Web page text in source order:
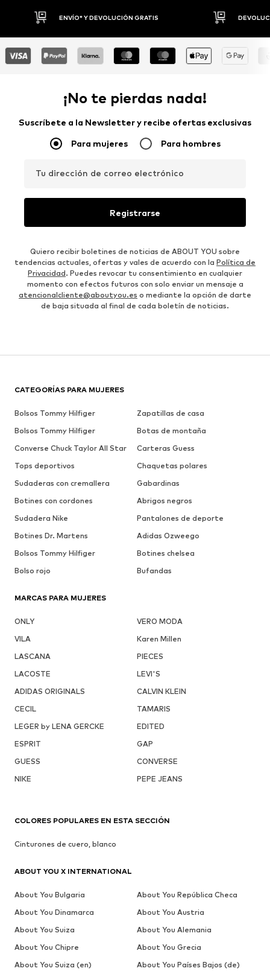
DEVOLUCIONES HASTA 30 DÍAS
¡No te pierdas nada!
Suscríbete a la Newsletter y recibe ofertas exclusivas
Para mujeres Para hombres
Tu dirección de correo electrónico
Registrarse
Quiero recibir boletines de noticias de ABOUT YOU sobre
tendencias actuales, ofertas y vales de acuerdo con la Política de
Privacidad. Puedes revocar tu consentimiento en cualquier
momento con efectos futuros con solo enviar un mensaje a
atencionalcliente@aboutyou.es o mediante la opción de darte
de baja situada al final de cada boletín de noticias.
CATEGORÍAS PARA MUJERES
Bolsos Tommy Hilfiger
Zapatillas de casa
Bolsos Tommy Hilfiger
Botas de montaña
Converse Chuck Taylor All Star
Carteras Guess
Tops deportivos
Chaquetas polares
Sudaderas con cremallera
Gabardinas
Botines con cordones
Abrigos negros
Sudadera Nike
Pantalones de deporte
Botines Dr. Martens
Adidas Ozweego
Bolsos Tommy Hilfiger
Botines chelsea
Bolso rojo
Bufandas
MARCAS PARA MUJERES
ONLY
VERO MODA
VILA
Karen Millen
LASCANA
PIECES
LACOSTE
LEVI'S
ADIDAS ORIGINALS
CALVIN KLEIN
CECIL
TAMARIS
LEGER by LENA GERCKE
EDITED
ESPRIT
GAP
GUESS
CONVERSE
NIKE
PEPE JEANS
COLORES POPULARES EN ESTA SECCIÓN
Cinturones de cuero, blanco
ABOUT YOU X INTERNATIONAL
About You Bulgaria
About You República Checa
About You Dinamarca
About You Austria
About You Suiza
About You Alemania
About You Chipre
About You Grecia
About You Suiza (en)
About You Países Bajos (de)